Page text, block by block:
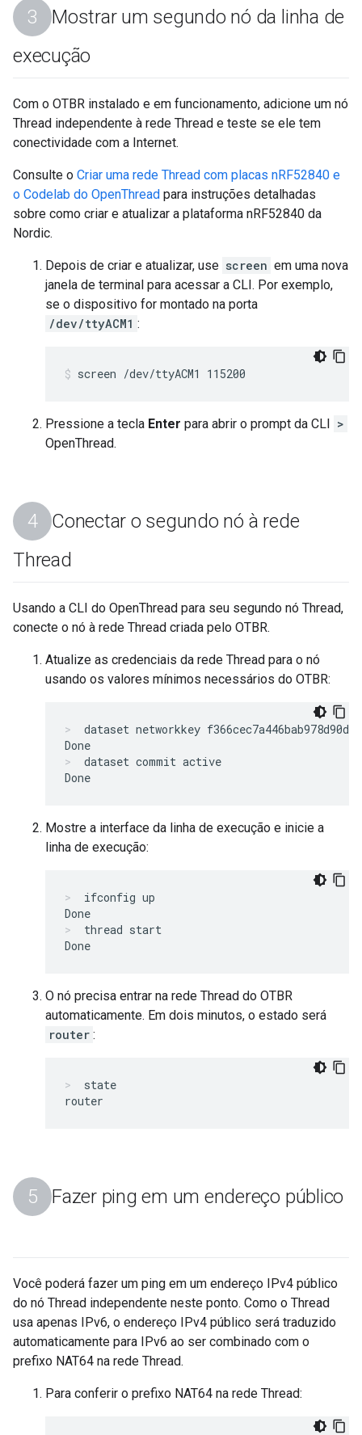
Mostrar um segundo nó da linha de
execução
Com o OTBR instalado e em funcionamento, adicione um nó
Thread independente à rede Thread e teste se ele tem
conectividade com a Internet.
Consulte o Criar uma rede Thread com placas nRF52840 e
o Codelab do OpenThread para instruções detalhadas
sobre como criar e atualizar a plataforma nRF52840 da
Nordic.
Depois de criar e atualizar, use screen em uma nova
janela de terminal para acessar a CLI. Por exemplo,
se o dispositivo for montado na porta
/dev/ttyACM1 :
screen /dev/ttyACM1 115200
Pressione a tecla Enter para abrir o prompt da CLI >
OpenThread.
Conectar o segundo nó à rede
Thread
Usando a CLI do OpenThread para seu segundo nó Thread,
conecte o nó à rede Thread criada pelo OTBR.
Atualize as credenciais da rede Thread para o nó
usando os valores mínimos necessários do OTBR:
dataset networkkey
dataset commit active
Mostre a interface da linha de execução e inicie a
linha de execução:
ifconfig up
thread start
O nó precisa entrar na rede Thread do OTBR
automaticamente. Em dois minutos, o estado será
router :
state
Fazer ping em um endereço público
Você poderá fazer um ping em um endereço IPv4 público
do nó Thread independente neste ponto. Como o Thread
usa apenas IPv6, o endereço IPv4 público será traduzido
automaticamente para IPv6 ao ser combinado com o
prefixo NAT64 na rede Thread.
Para conferir o prefixo NAT64 na rede Thread: